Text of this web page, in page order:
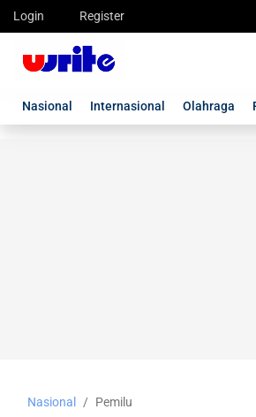
Login Register
Nasional Internasional Olahraga
Nasional Pemilu